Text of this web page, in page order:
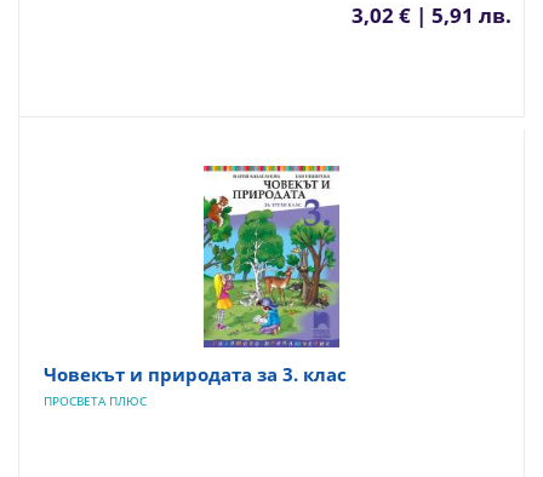
3,02 € | 5,91 лв.
Човекът и природата за 3. клас
ПРОСВЕТА ПЛЮС